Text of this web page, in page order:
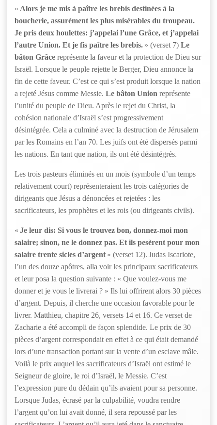
« Alors je me mis à paître les brebis destinées à la
boucherie, assurément les plus misérables du troupeau.
Je pris deux houlettes: j’appelai l’une Grâce, et j’appelai
l’autre Union. Et je fis paître les brebis. » (verset 7) Le
bâton Grâce représente la faveur et la protection de Dieu sur
Israël. Lorsque le peuple rejette le Berger, Dieu annonce la
fin de cette faveur. C’est ce qui s’est produit lorsque la nation
a rejeté Jésus comme Messie. Le bâton Union représente
l’unité du peuple de Dieu. Après le rejet du Christ, la
cohésion nationale d’Israël s’est progressivement
désintégrée. Cela a culminé avec la destruction de Jérusalem
par les Romains en l’an 70. Les juifs ont été dispersés parmi
les nations. En tant que nation, ils ont été désintégrés.
Les trois pasteurs éliminés en un mois (symbole d’un temps
relativement court) représenteraient les trois catégories de
dirigeants que Jésus a dénoncées et rejetées : les
sacrificateurs, les prophètes et les rois (ou dirigeants civils).
« Je leur dis: Si vous le trouvez bon, donnez-moi mon
salaire; sinon, ne le donnez pas. Et ils pesèrent pour mon
salaire trente sicles d’argent » (verset 12). Judas Iscariote,
l’un des douze apôtres, alla voir les principaux sacrificateurs
et leur posa la question suivante : « Que voulez-vous me
donner et je vous le livrerai ? » Ils lui offrirent alors 30 pièces
d’argent. Depuis, il cherche une occasion favorable pour le
livrer. Matthieu, chapitre 26, versets 14 et 16. Ce verset de
Zacharie a été accompli de façon splendide. Le prix de 30
pièces d’argent correspondait en effet à ce qui était demandé
lors d’une transaction portant sur la vente d’un esclave mâle.
Voilà le prix auquel les sacrificateurs d’Israël ont estimé le
Seigneur de gloire, le roi d’Israël, le Messie. C’est
l’expression pure du dédain qu’ils avaient pour sa personne.
Lorsque Judas, écrasé par la culpabilité, voudra rendre
l’argent qu’on lui avait donné, il sera repoussé par les